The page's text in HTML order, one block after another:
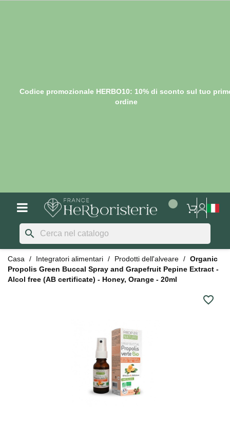
Codice promozionale HERBO10: 10% di sconto sul tuo
ordine
search
Casa Integratori alimentari Prodotti dell'alveare
Organic
Propolis Green Buccal Spray and Grapefruit Pepine Extract -
Alcol free (AB certificate) - Honey, Orange - 20ml
favorite_border